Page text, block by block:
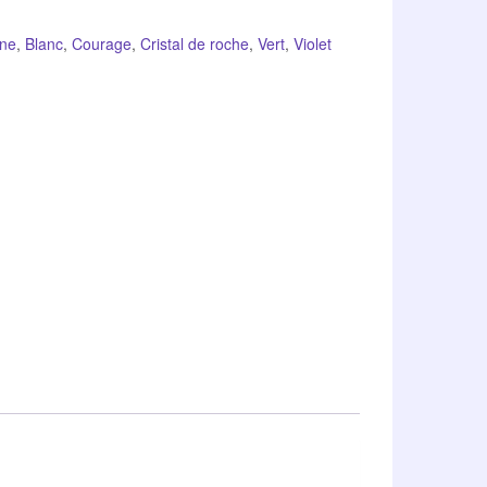
, Blanc, Courage, Cristal de roche, Vert, Violet